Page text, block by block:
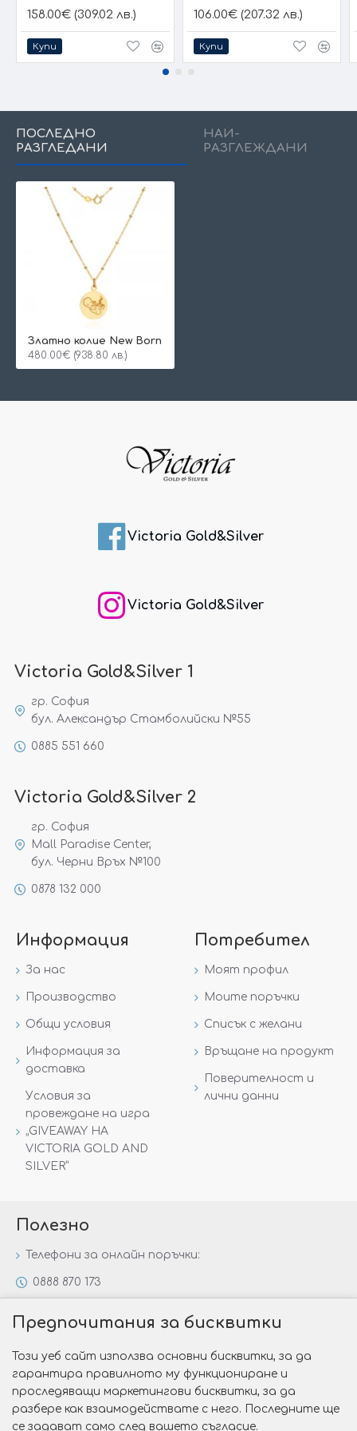
158.00€ (309.02 лв.)
Купи
106.00€ (207.32 лв.)
Купи
ПОСЛЕДНО
РАЗГЛЕДАНИ
НАЙ-
РАЗГЛЕЖДАНИ
Златно колие New Born
480.00€ (938.80 лв.)
Victoria Gold&Silver
Victoria Gold&Silver
Victoria Gold&Silver 1
гр. София
бул. Александър Стамболийски №55
0885 551 660
Victoria Gold&Silver 2
гр. София
Mall Paradise Center,
бул. Черни Връх №100
0878 132 000
Информация
За нас
Производство
Общи условия
Информация за
доставка
Условия за
провеждане на игра
„GIVEAWAY НА
VICTORIA GOLD AND
SILVER“
Потребител
Моят профил
Моите поръчки
Списък с желани
Връщане на продукт
Поверителност и
лични данни
Полезно
Телефони за онлайн поръчки:
0888 870 173
Специални предложения
Защо да изберете Victoria Gold&Silver?
Как да изберем годежен пръстен?
Предпочитания за бисквитки
Този уеб сайт използва основни бисквитки, за да
гарантира правилното му функциониране и
проследяващи маркетингови бисквитки, за да
разбере как взаимодействате с него. Последните ще
се задават само след вашето съгласие.